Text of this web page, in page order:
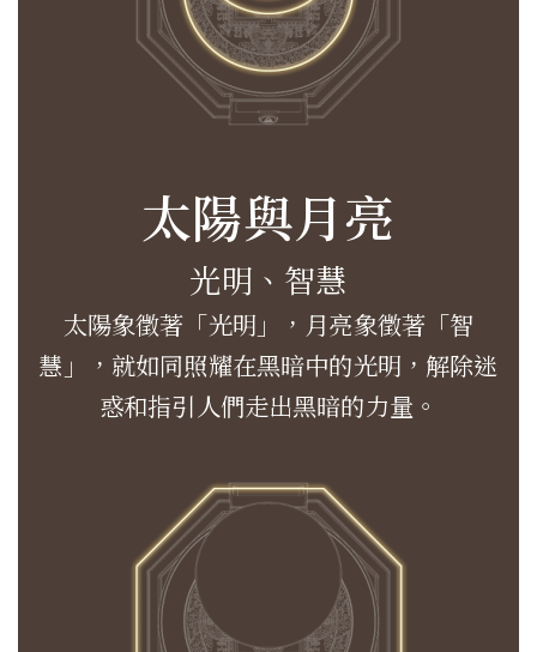
太陽與月亮
光明、智慧
太陽象徵著「光明」，月亮象徵著「智
慧」，就如同照耀在黑暗中的光明，解除迷
惑和指引人們走出黑暗的力量。